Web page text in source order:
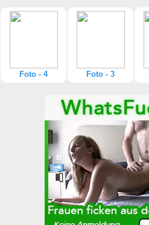
Foto - 4 Foto - 3